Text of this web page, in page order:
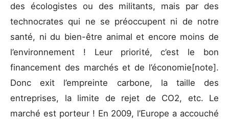
des écologistes ou des militants, mais par des
technocrates qui ne se préoccupent ni de notre
santé, ni du bien-être animal et encore moins de
l’environnement ! Leur priorité, c’est le bon
financement des marchés et de l’économie[note].
Donc exit l’empreinte carbone, la taille des
entreprises, la limite de rejet de CO2, etc. Le
marché est porteur ! En 2009, l’Europe a accouché